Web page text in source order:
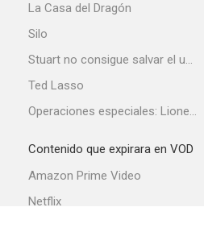
La Casa del Dragón
Silo
Stuart no consigue salvar el universo
Ted Lasso
Operaciones especiales: Lioness
Contenido que expirara en VOD
Amazon Prime Video
Netflix